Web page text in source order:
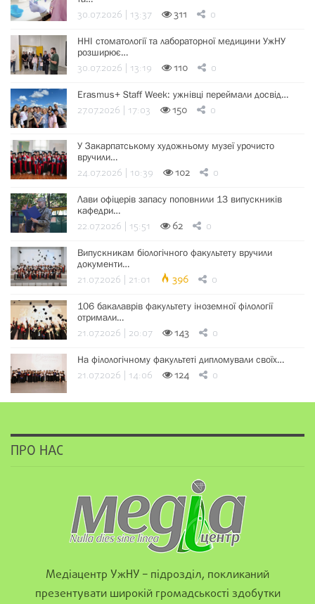
30.07.2026 | 13:37 311 0
ННІ стоматології та лабораторної медицини УжНУ
розширює…
30.07.2026 | 13:19 110 0
Erasmus+ Staff Week: ужнівці переймали досвід…
27.07.2026 | 17:03 150 0
У Закарпатському художньому музеї урочисто
вручили…
24.07.2026 | 10:39 102 0
Лави офіцерів запасу поповнили 13 випускників
кафедри…
22.07.2026 | 15:51 62 0
Випускникам біологічного факультету вручили
документи…
21.07.2026 | 21:01 396 0
106 бакалаврів факультету іноземної філології
отримали…
21.07.2026 | 20:07 143 0
На філологічному факультеті дипломували своїх…
21.07.2026 | 14:06 124 0
ПРО НАС
Медіацентр УжНУ – підрозділ, покликаний
презентувати широкій громадськості здобутки